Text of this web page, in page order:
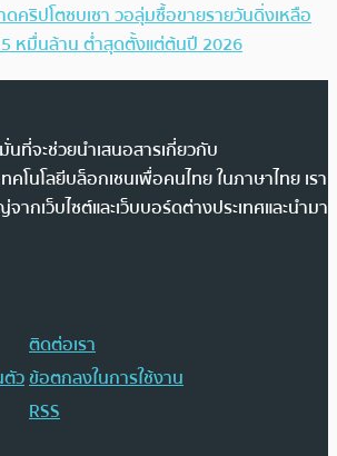
ดคริปโตซบเซา วอลุ่มซื้อขายรายวันดิ่งเหลือ
หมื่นล้าน ต่ำสุดตั้งแต่ต้นปี 2026
ที่จะช่วยนำเสนอสารเกี่ยวกับ
คโนโลยีบล็อกเชนเพื่อคนไทย ในภาษาไทย เรา
กเว็บไซต์และเว็บบอร์ดต่างประเทศและนำมา
ติดต่อเรา
ตัวข้อตกลงในการใช้งาน
RSS